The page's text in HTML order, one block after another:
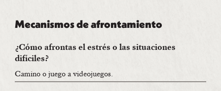
Mecanismos de afrontamiento
¿Cómo afrontas el estrés o las situaciones
difíciles?
Camino o juego a videojuegos.